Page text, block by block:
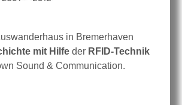
in Bremerhaven
mit Hilfe der RFID-Technik
Sound & Communication.